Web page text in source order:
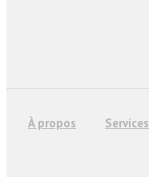
À propos Services